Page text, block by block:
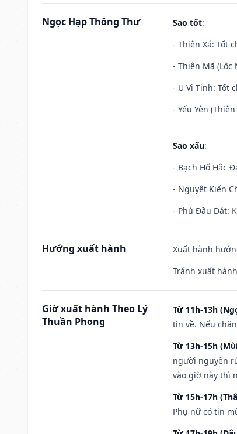
Ngọc Hạp Thông Thư Sao tốt:
- Thiên Xá: Tốt
- Thiên Mã (Lộc
- U Vi Tinh: Tốt
- Yếu Yên
Sao xấu:
- Bạch Hổ Hắc
- Nguyệt Kiến
- Phủ Đầu Dát:
Hướng xuất hành
Xuất hành
Tránh xuất
Giờ xuất hành Theo Lý
Thuần Phong
Từ 11h-13h
tin về. Nếu
Từ 13h-15h
người nguyền
vào giờ này thì
Từ 15h-17h
Phụ nữ có tin